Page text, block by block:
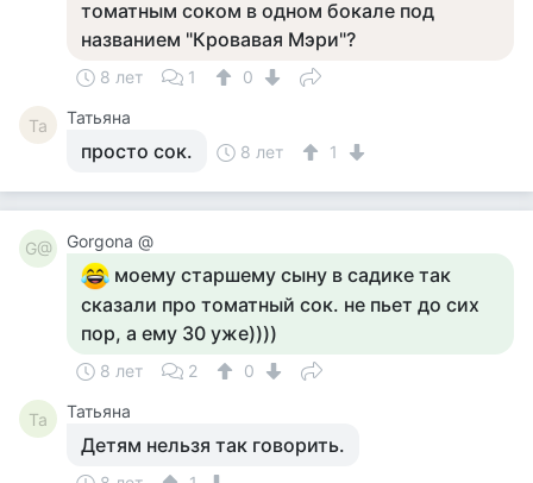
томатным соком в одном бокале под
названием "Кровавая Мэри"?
8 лет 1 0
Та Татьяна
просто сок. 8 лет 1
G@ Gorgona @
моему старшему сыну в садике так
сказали про томатный сок. не пьет до сих
пор, а ему 30 уже))))
8 лет 2 0
Та Татьяна
Детям нельзя так говорить.